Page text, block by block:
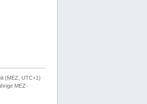
(MEZ, UTC+1)
MEZ-